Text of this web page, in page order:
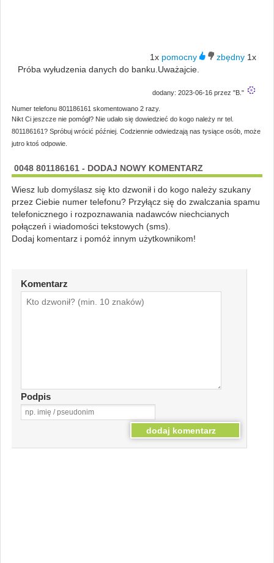
1x
1x
Próba wyłudzenia danych do banku.Uważajcie.
dodany: 2023-06-16 przez "B."
Numer telefonu 801186161 skomentowano 2 razy.
Nikt Ci jeszcze nie pomógł? Nie udało się dowiedzieć do kogo należy nr tel.
801186161? Spróbuj wrócić później. Codziennie odwiedzają nas tysiące osób, może
jutro ktoś odpowie.
0048 801186161 - DODAJ NOWY KOMENTARZ
Wiesz lub domyślasz się kto dzwonił i do kogo należy szukany
przez Ciebie numer telefonu? Przyłącz się do zwalczania spamu
telefonicznego i rozpoznawania nadawców niechcianych
połączeń i wiadomości tekstowych (sms).
Dodaj komentarz i pomóż innym użytkownikom!
Komentarz
Podpis